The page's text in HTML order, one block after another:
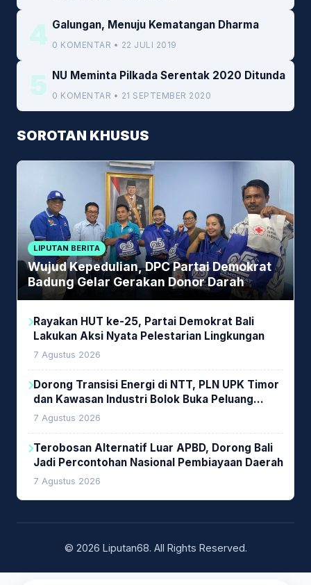
4 Galungan, Menuju Kematangan Dharma
0 KOMENTAR • 22 JULI 2019
5 NU Meminta Pilkada Serentak 2020 Ditunda
0 KOMENTAR • 21 SEPTEMBER 2020
SOROTAN KHUSUS
LIPUTAN BERITA
Wujud Kepedulian, DPC Partai Demokrat
Badung Gelar Gerakan Donor Darah
Rayakan HUT ke-25, Partai Demokrat Bali
Lakukan Aksi Nyata Pelestarian Lingkungan
7 Agustus 2026
Dorong Transisi Energi di NTT, PLN UPK Timor
dan Kawasan Industri Bolok Buka Peluang
Investasi Woodchip untuk Cofiring PLTU Bolok
7 Agustus 2026
Terobosan Alternatif Luar APBD, Dorong Bali
Jadi Percontohan Nasional Pembiayaan Daerah
7 Agustus 2026
© 2026 Liputan68. All Rights Reserved.